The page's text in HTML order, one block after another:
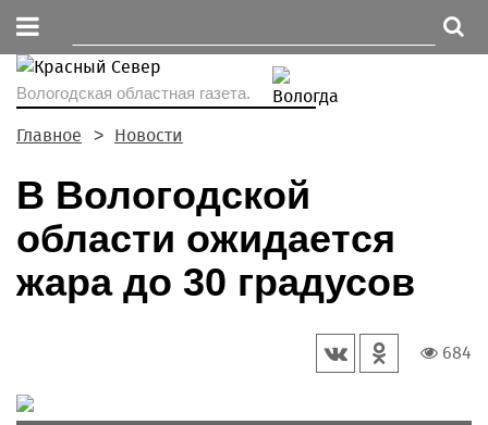
Вологодская областная газета.
Главное Новости
В Вологодской
области ожидается
жара до 30 градусов
684